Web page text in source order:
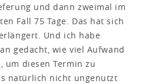
und dann zweimal im
Fall 75 Tage. Das hat sich
Und ich habe
gedacht, wie viel Aufwand
um diesen Termin zu
natürlich nicht ungenutzt